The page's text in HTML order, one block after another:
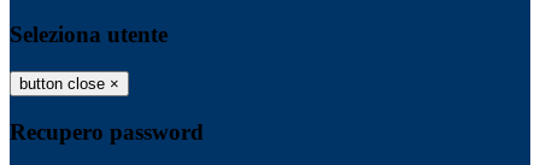
Seleziona utente
button close ×
Recupero password